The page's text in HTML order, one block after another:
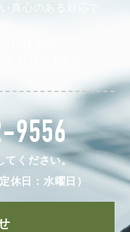
真心のある対応で、
社様から
目指します。
9556
ください。
休日：水曜日）